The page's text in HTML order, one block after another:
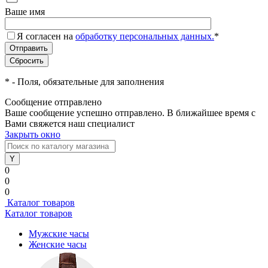
Ваше имя
Я согласен на обработку персональных данных.*
* - Поля, обязательные для заполнения
Сообщение отправлено
Ваше сообщение успешно отправлено. В ближайшее время с
Вами свяжется наш специалист
Закрыть окно
0
0
0
Каталог товаров
Каталог товаров
Мужские часы
Женские часы